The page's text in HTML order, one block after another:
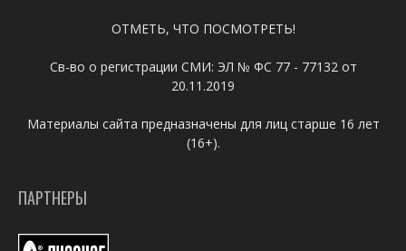
ОТМЕТЬ, ЧТО ПОСМОТРЕТЬ!
Св-во о регистрации СМИ: ЭЛ № ФС 77 - 77132 от
20.11.2019
Материалы сайта предназначены для лиц старше 16 лет
(16+).
ПАРТНЕРЫ